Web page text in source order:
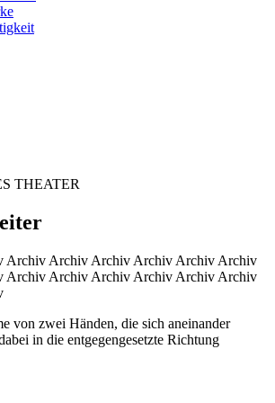
THEATER
Archiv Archiv Archiv Archiv Archiv Archiv
Archiv Archiv Archiv Archiv Archiv Archiv